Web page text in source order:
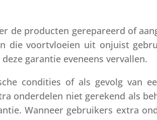
de producten gerepareerd of
die voortvloeien uit onjuist
garantie eveneens vervallen.
condities of als gevolg van
onderdelen niet gerekend als
Wanneer gebruikers extra